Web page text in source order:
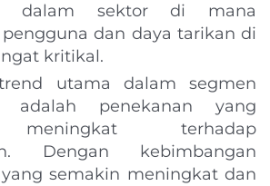
dalam sektor di mana
dan daya tarikan di
kritikal.
utama dalam segmen
penekanan yang
terhadap
Dengan kebimbangan
semakin meningkat dan